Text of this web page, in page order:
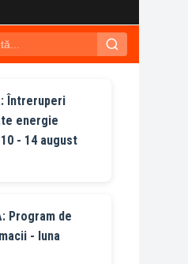
Întreruperi
energie
- 14 august
Program de
- luna